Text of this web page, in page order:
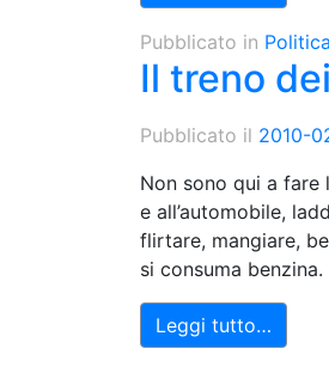
Pubblicato in Politica
Il treno
Pubblicato il 2010-
Non sono qui a fare
e all’automobile,
flirtare, mangiare,
si consuma
Leggi tutto…